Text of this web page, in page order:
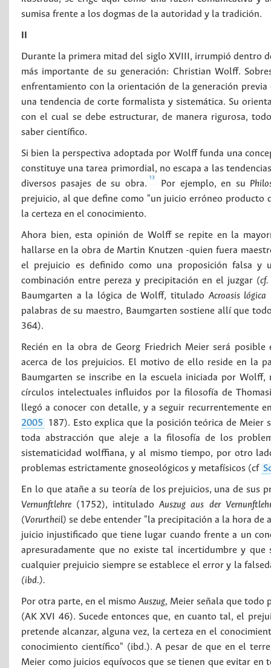
sumisa frente a los dogmas de la autoridad y la tradición.
Durante la primera mitad del siglo XVIII, irrumpió dentro
más importante de su generación: Christian Wolff.
enfrentamiento con la orientación de la generación
una tendencia de corte formalista y sistemática. Su
con el cual se debe estructurar, de manera rigurosa,
saber científico.
Si bien la perspectiva adoptada por Wolff funda una
constituye una tarea primordial, no escapa a las
diversos pasajes de su obra.
13
Por ejemplo, en su
prejuicio, al que define como "un juicio erróneo producto
la certeza en el conocimiento.
Ahora bien, esta opinión de Wolff se repite en la
hallarse en la obra de Martin Knutzen -quien fuera
el prejuicio es definido como una proposición falsa
combinación entre pereza y precipitación en el juzgar (cf.
Baumgarten a la lógica de Wolff, titulado Acroasis
palabras de su maestro, Baumgarten sostiene allí que
364).
Recién en la obra de Georg Friedrich Meier será
acerca de los prejuicios. El motivo de ello reside en la
Baumgarten se inscribe en la escuela iniciada por
círculos intelectuales influidos por la filosofía de
llegó a conocer con detalle, y a seguir recurrentemente
2005
187). Esto explica que la posición teórica de Meier
toda abstracción que aleje a la filosofía de los
sistematicidad wolffiana, y al mismo tiempo, por otro
problemas estrictamente gnoseológicos y metafísicos (cf
En lo que atañe a su teoría de los prejuicios, una de sus
Vernunftlehre (1752), intituladoAuszug aus der
(Vorurtheil) se debe entender "la precipitación a la hora de
juicio injustificado que tiene lugar cuando frente a un
apresuradamente que no existe tal incertidumbre y
cualquier prejuicio siempre se establece el error y la
(ibd.).
Por otra parte, en el mismo Auszug, Meier señala que todo
(AK XVI 46). Sucede entonces que, en cuanto tal, el
pretende alcanzar, alguna vez, la certeza en el
conocimiento científico" (ibd.). A pesar de que en el
Meier como juicios equívocos que se tienen que evitar